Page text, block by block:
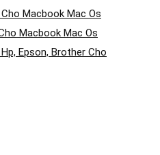
Macbook Mac Os
Macbook Mac Os
Epson, Brother Cho